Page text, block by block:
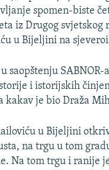
RATA U BIH
spomen-biste
iz Drugog svjetskog
u Bijeljini na
saopštenju SABNOR-
i istorijskih
kakav je bio Draža
u Bijeljini
na trgu u tom
Na tom trgu i ranije